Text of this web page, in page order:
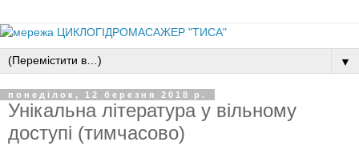
▼
понеділок, 12 березня 2018 р.
Унікальна література у вільному
доступі (тимчасово)